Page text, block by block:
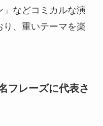
などコミカルな演
、重いテーマを楽
フレーズに代表さ